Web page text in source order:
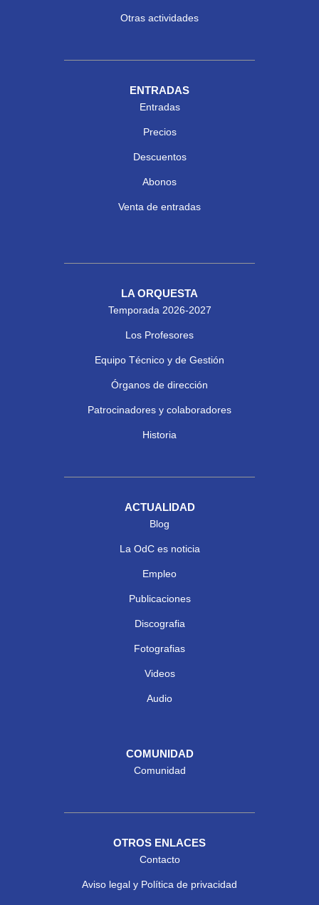
Otras actividades
ENTRADAS
Entradas
Precios
Descuentos
Abonos
Venta de entradas
LA ORQUESTA
Temporada 2026-2027
Los Profesores
Equipo Técnico y de Gestión
Órganos de dirección
Patrocinadores y colaboradores
Historia
ACTUALIDAD
Blog
La OdC es noticia
Empleo
Publicaciones
Discografia
Fotografias
Videos
Audio
COMUNIDAD
Comunidad
OTROS ENLACES
Contacto
Aviso legal y Política de privacidad